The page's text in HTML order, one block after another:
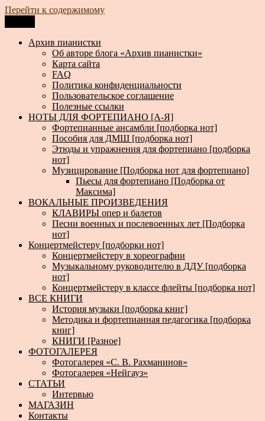
Перейти к содержимому
Архив пианистки
Всё для пианистов: ноты, книги, музыка, статьи…
Архив пианистки
Об авторе блога «Архив пианистки»
Карта сайта
FAQ
Политика конфиденциальности
Пользовательское соглашение
Полезные ссылки
НОТЫ ДЛЯ ФОРТЕПИАНО [А-Я]
Фортепианные ансамбли [подборка нот]
Пособия для ДМШ [подборка нот]
Этюды и упражнения для фортепиано [подборка
нот]
Музицирование [Подборка нот для фортепиано]
Пьесы для фортепиано [Подборка от
Максима]
ВОКАЛЬНЫЕ ПРОИЗВЕДЕНИЯ
КЛАВИРЫ опер и балетов
Песни военных и послевоенных лет [Подборка
нот]
Концертмейстеру [подборки нот]
Концертмейстеру в хореографии
Музыкальному руководителю в ДДУ [подборка
нот]
Концертмейстеру в классе флейты [подборка нот]
ВСЕ КНИГИ
История музыки [подборка книг]
Методика и фортепианная педагогика [подборка
книг]
КНИГИ [Разное]
ФОТОГАЛЕРЕЯ
Фотогалерея «С. В. Рахманинов»
Фотогалерея «Нейгауз»
СТАТЬИ
Интервью
МАГАЗИН
Контакты